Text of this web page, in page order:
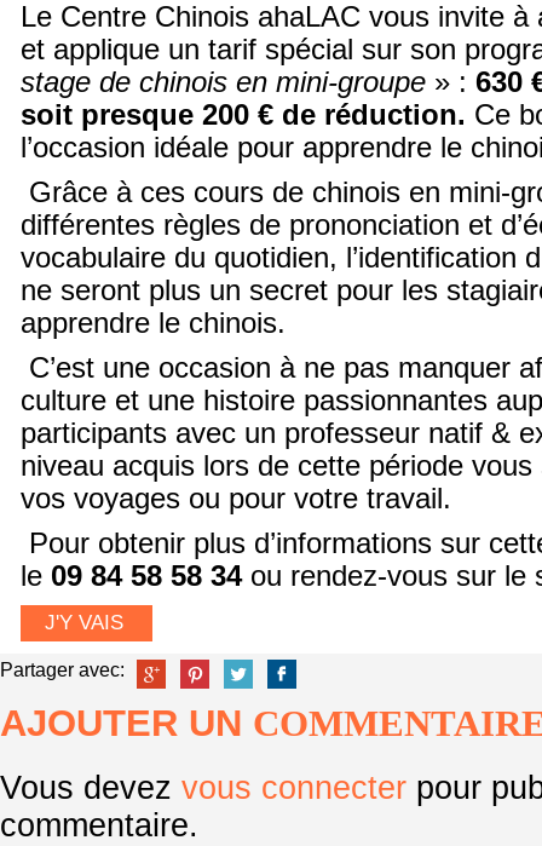
Le Centre Chinois ahaLAC vous invite à
et applique un tarif spécial sur son
stage de chinois en mini-groupe » : 630
soit presque 200 € de réduction. Ce
l’occasion idéale pour apprendre le
Grâce à ces cours de chinois en mini-
différentes règles de prononciation et
vocabulaire du quotidien, l’identification
ne seront plus un secret pour les
apprendre le chinois.
C’est une occasion à ne pas manquer
culture et une histoire passionnantes
participants avec un professeur natif &
niveau acquis lors de cette période
vos voyages ou pour votre travail.
Pour obtenir plus d’informations sur
le 09 84 58 58 34ou rendez-vous sur le
J'Y VAIS
Partager avec:
AJOUTER UN
Vous devez vous connecter pour
commentaire.